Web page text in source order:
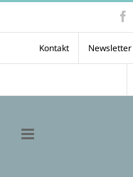
springenKontakt Newsletter